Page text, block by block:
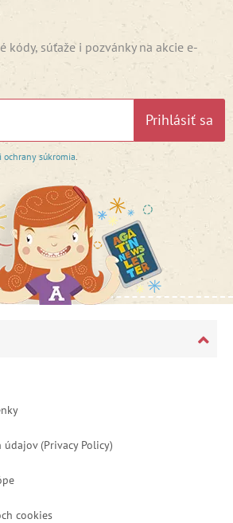
kódy, súťaže i pozvánky na akcie e-
Prihlásiť sa
ochrany súkromia
(Privacy Policy)
cookies